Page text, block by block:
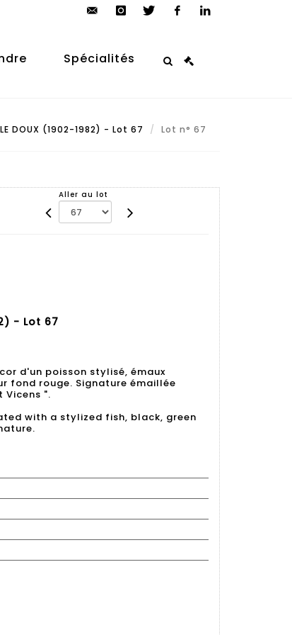
auction.com
Spécialités
LE DOUX (1902-1982) - Lot 67 Lot n° 67
Aller au lot
- Lot 67
d'un poisson stylisé, émaux
fond rouge. Signature émaillée
Vicens ".
with a stylized fish, black, green